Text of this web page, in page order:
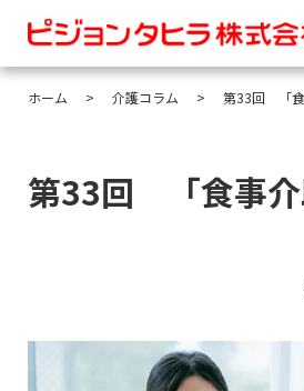
ホーム 介護コラム 第33回 「食
第33回 「食事介